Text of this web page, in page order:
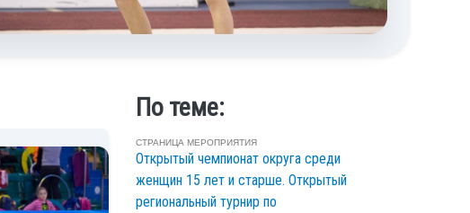
По теме:
СТРАНИЦА МЕРОПРИЯТИЯ
Открытый чемпионат округа среди
женщин 15 лет и старше. Открытый
региональный турнир по